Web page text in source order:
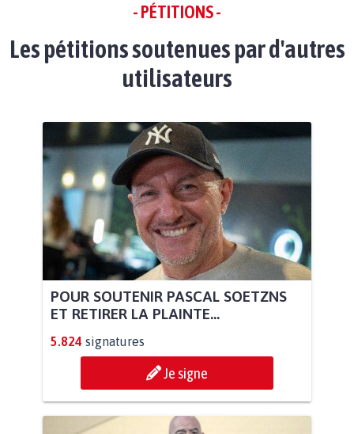
- PÉTITIONS -
Les pétitions soutenues par d'autres
utilisateurs
POUR SOUTENIR PASCAL SOETZNS
ET RETIRER LA PLAINTE...
5.824 signatures
Je signe